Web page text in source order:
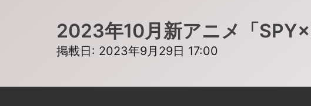
2023年10月新アニメ「
掲載日: 2023年9月29日 17:00